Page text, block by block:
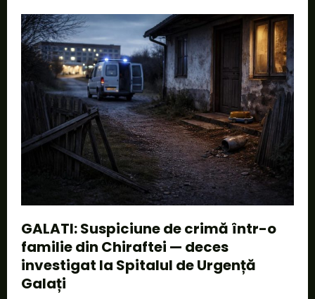
GALATI: Suspiciune de crimă într-o
familie din Chiraftei — deces
investigat la Spitalul de Urgență
Galați